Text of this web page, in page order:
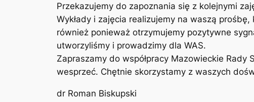
Przekazujemy do zapoznania się z kolejnymi
Wykłady i zajęcia realizujemy na waszą
również ponieważ otrzymujemy pozytywne
utworzyliśmy i prowadzimy dla WAS.
Zapraszamy do współpracy Mazowieckie
wesprzeć. Chętnie skorzystamy z waszych
dr Roman Biskupski